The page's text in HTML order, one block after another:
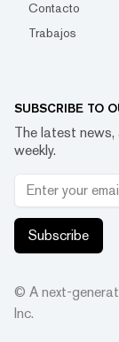
Contacto
Trabajos
SUBSCRIBE TO
The latest news,
weekly.
Subscribe
© A next-
Inc.